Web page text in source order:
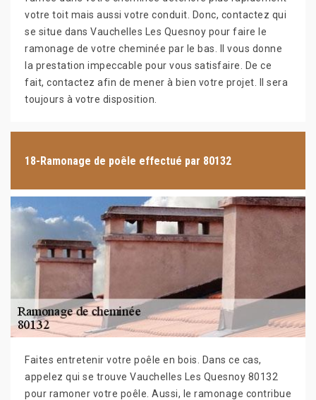
votre toit mais aussi votre conduit. Donc, contactez qui
se situe dans Vauchelles Les Quesnoy pour faire le
ramonage de votre cheminée par le bas. Il vous donne
la prestation impeccable pour vous satisfaire. De ce
fait, contactez afin de mener à bien votre projet. Il sera
toujours à votre disposition.
18-Ramonage de poêle effectué par 80132
Faites entretenir votre poêle en bois. Dans ce cas,
appelez qui se trouve Vauchelles Les Quesnoy 80132
pour ramoner votre poêle. Aussi, le ramonage contribue